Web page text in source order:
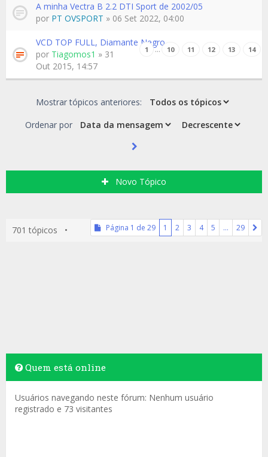
A minha Vectra B 2.2 DTI Sport de 2002/05
por PT OVSPORT » 06 Set 2022, 04:00
VCD TOP FULL, Diamante Negro
1 … 10 11 12 13 14
por Tiagomos1 » 31
Out 2015, 14:57
Mostrar tópicos anteriores:
Ordenar por
Novo Tópico
701 tópicos • Página 1 de 29 1 2 3 4 5 … 29
Quem está online
Usuários navegando neste fórum: Nenhum usuário
registrado e 73 visitantes